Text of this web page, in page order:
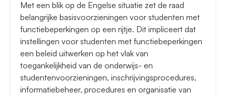
Met een blik op de Engelse situatie zet de raad
belangrijke basisvoorzieningen voor studenten met
functiebeperkingen op een rijtje. Dit impliceert dat
instellingen voor studenten met functiebeperkingen
een beleid uitwerken op het vlak van
toegankelijkheid van de onderwijs- en
studentenvoorzieningen, inschrijvingsprocedures,
informatiebeheer, procedures en organisatie van